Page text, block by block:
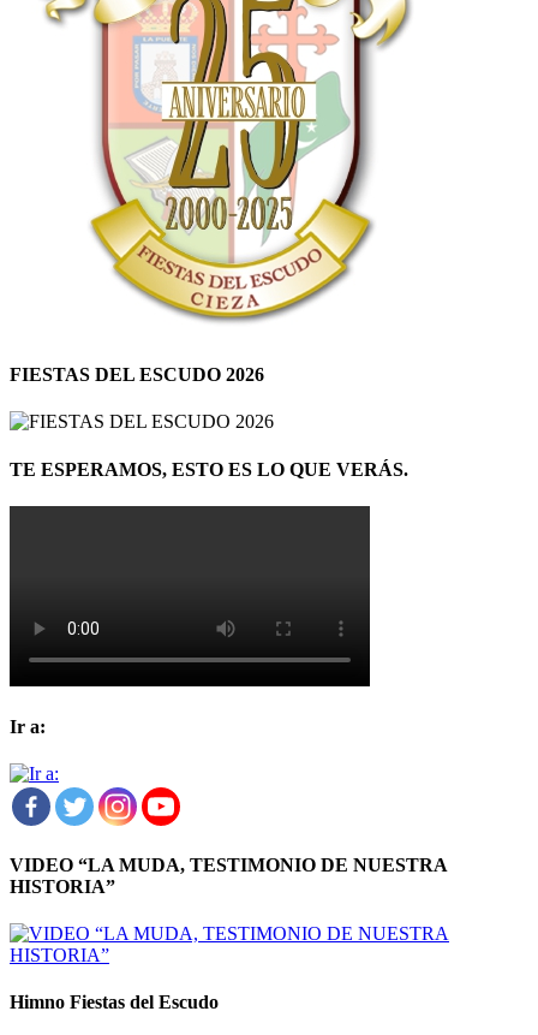
FIESTAS DEL ESCUDO 2026
TE ESPERAMOS, ESTO ES LO QUE VERÁS.
Ir a:
VIDEO “LA MUDA, TESTIMONIO DE NUESTRA
HISTORIA”
Himno Fiestas del Escudo